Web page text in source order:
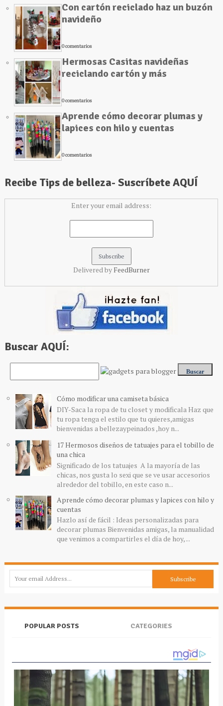
Con cartón reciclado haz un buzón
navideño
0 comentarios
Hermosas Casitas navideñas
reciclando cartón y más
0 comentarios
Aprende cómo decorar plumas y
lapices con hilo y cuentas
0 comentarios
Recibe Tips de belleza- Suscríbete AQUÍ
Enter your email address:
Delivered by FeedBurner
Buscar AQUÍ:
Cómo modificar una camiseta básica
DIY-Saca la ropa de tu closet y modificala Haz que
tu ropa tenga el estilo que tu quieres,amigas
bienvenidas a bellezaypeinados ,hoy n...
17 Hermosos diseños de tatuajes para el tobillo de
una chica
Significado de los tatuajes A la mayoría de las
chicas, nos gusta lo sexi que se ve usar accesorios
alrededor del tobillo, en este caso n...
Aprende cómo decorar plumas y lapices con hilo y
cuentas
Hazlo así de fácil : Ideas personalizadas para
decorar plumas Bienvenidas amigas, la manualidad
que venimos a compartirles el día de hoy, ...
POPULAR POSTS CATEGORIES